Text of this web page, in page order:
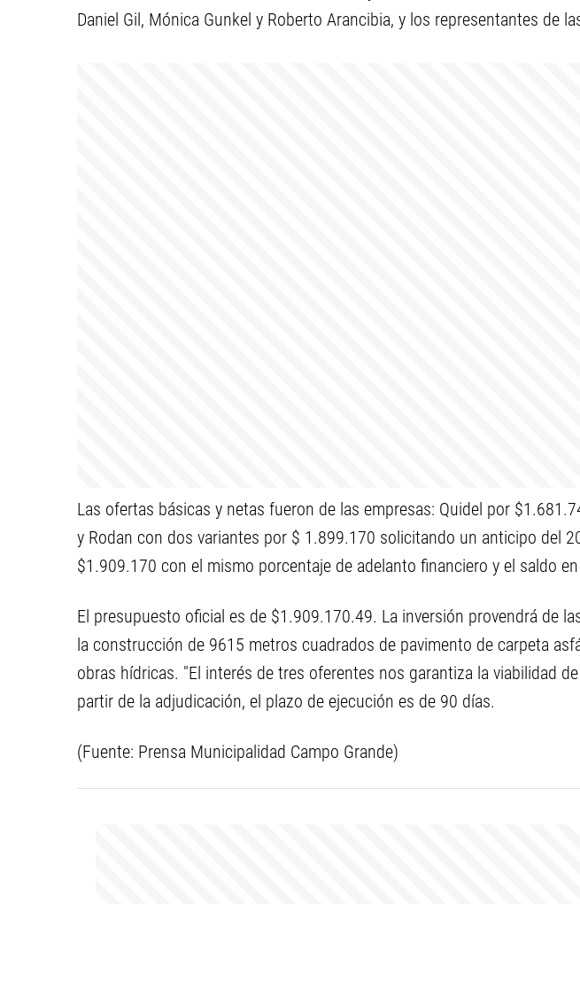
Daniel Gil, Mónica Gunkel y Roberto Arancibia, y los representantes de
Las ofertas básicas y netas fueron de las empresas: Quidel por
y Rodan con dos variantes por $ 1.899.170 solicitando un anticipo del
$1.909.170 con el mismo porcentaje de adelanto financiero y el saldo
El presupuesto oficial es de $1.909.170.49. La inversión provendrá de
la construcción de 9615 metros cuadrados de pavimento de carpeta
obras hídricas. "El interés de tres oferentes nos garantiza la viabilidad
partir de la adjudicación, el plazo de ejecución es de 90 días.
(Fuente: Prensa Municipalidad Campo Grande)